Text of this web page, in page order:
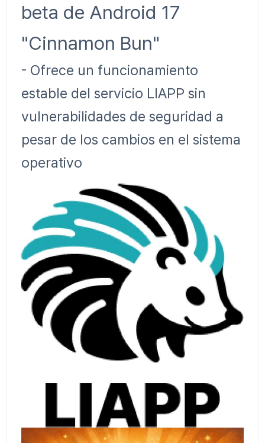
beta de Android 17
"Cinnamon Bun"
- Ofrece un funcionamiento
estable del servicio LIAPP sin
vulnerabilidades de seguridad a
pesar de los cambios en el sistema
operativo